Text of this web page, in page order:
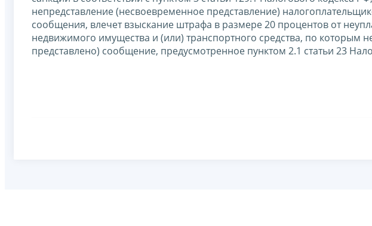
непредставление (несвоевременное представление)
сообщения, влечет взыскание штрафа в размере 20 процентов от
недвижимого имущества и (или) транспортного средства, по которым
представлено) сообщение, предусмотренное пунктом 2.1 статьи 23